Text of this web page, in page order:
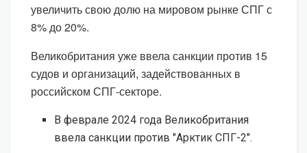
увеличить свою долю на мировом рынке СПГ с
8% до 20%.
Великобритания уже ввела санкции против 15
судов и организаций, задействованных в
российском СПГ-секторе.
В феврале 2024 года Великобритания
ввела санкции против "Арктик СПГ-2".